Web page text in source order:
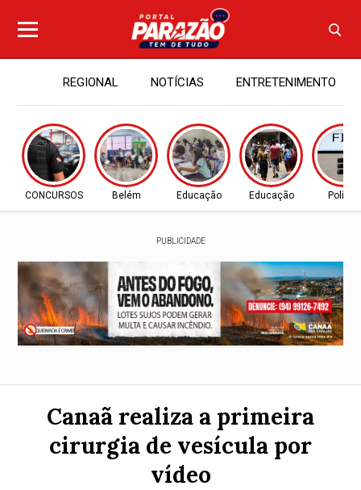
REGIONAL NOTÍCIAS ENTRETENIMENTO
CONCURSOS Belém Educação Educação Política
PUBLICIDADE
Canaã realiza a primeira
cirurgia de vesícula por
vídeo